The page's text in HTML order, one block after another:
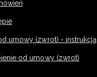
umowy (zwrot) - instrukcja
od umowy (zwrot)